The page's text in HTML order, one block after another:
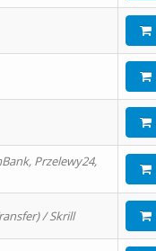
Przelewy24,
/ Skrill